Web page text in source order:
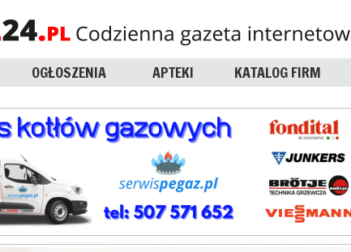
OGŁOSZENIA APTEKI KATALOG FIRM